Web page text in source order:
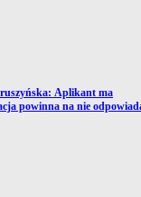
Aplikant ma
powinna na nie